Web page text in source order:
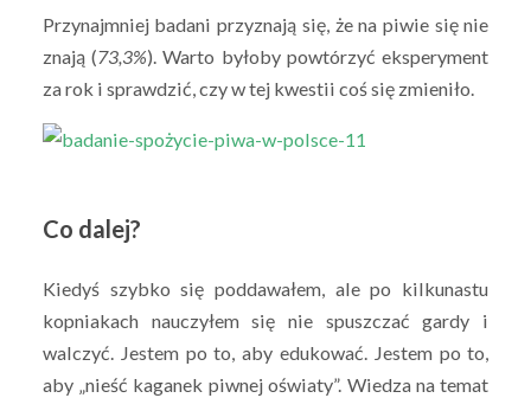
Przynajmniej badani przyznają się, że na piwie się nie
znają (73,3%). Warto byłoby powtórzyć eksperyment
za rok i sprawdzić, czy w tej kwestii coś się zmieniło.
Co dalej?
Kiedyś szybko się poddawałem, ale po kilkunastu
kopniakach nauczyłem się nie spuszczać gardy i
walczyć. Jestem po to, aby edukować. Jestem po to,
aby „nieść kaganek piwnej oświaty”. Wiedza na temat